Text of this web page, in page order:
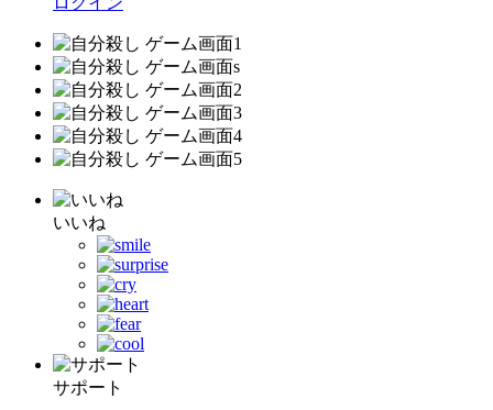
いいね
サポート